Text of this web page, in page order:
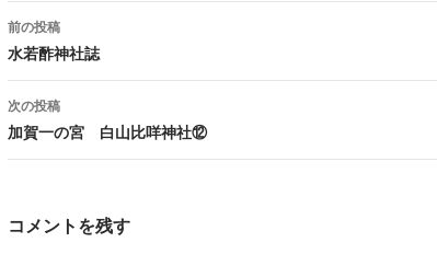
投
稿
ナ
ビ
ゲ
前の投稿
水若酢神社誌
次の投稿
加賀一の宮 白山比咩神社⑫
コメントを残す